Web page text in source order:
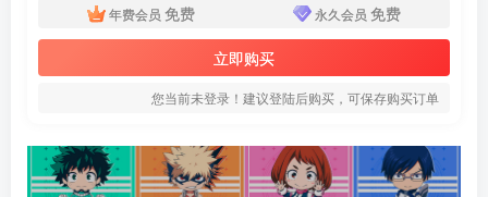
年费会员 免费 永久会员 免费
立即购买
您当前未登录！建议登陆后购买，可保存购买订单